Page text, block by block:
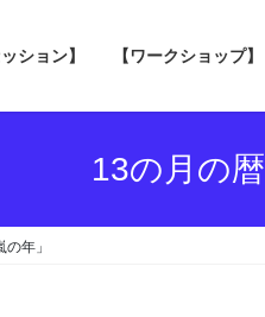
ッション】 【ワークショップ】
13の月の暦
年」